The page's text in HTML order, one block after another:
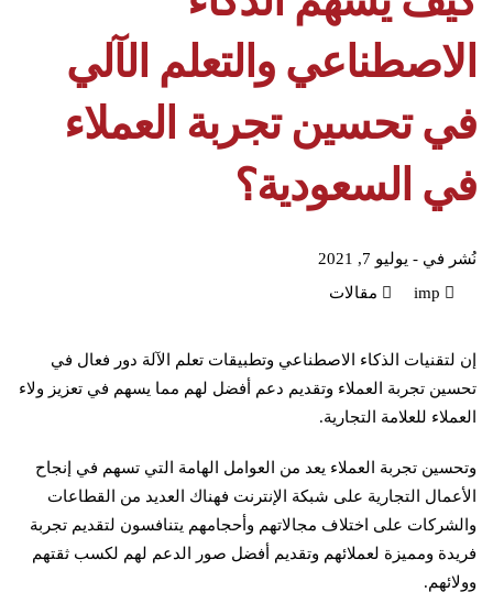
الاصطناعي والتعلم الآلي
في تحسين تجربة العملاء
في السعودية؟
نُشر في - يوليو 7, 2021
imp
مقالات
إن لتقنيات الذكاء الاصطناعي وتطبيقات تعلم الآلة دور فعال في
تحسين تجربة العملاء وتقديم دعم أفضل لهم مما يسهم في تعزيز ولاء
العملاء للعلامة التجارية.
وتحسين تجربة العملاء يعد من العوامل الهامة التي تسهم في إنجاح
الأعمال التجارية على شبكة الإنترنت فهناك العديد من القطاعات
والشركات على اختلاف مجالاتهم وأحجامهم يتنافسون لتقديم تجربة
فريدة ومميزة لعملائهم وتقديم أفضل صور الدعم لهم لكسب ثقتهم
وولائهم.